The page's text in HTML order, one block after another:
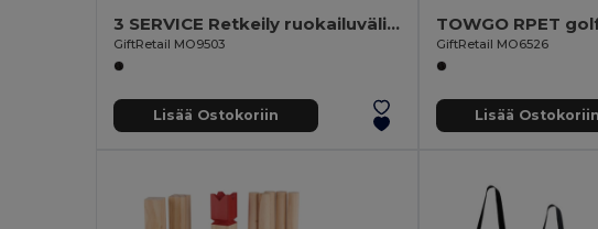
3 SERVICE Retkeily ruokailuvälineet
GiftRetail MO9503
Lisää Ostokoriin
TOWGO RPET
GiftRetail MO6526
Lisää Ostokoriin